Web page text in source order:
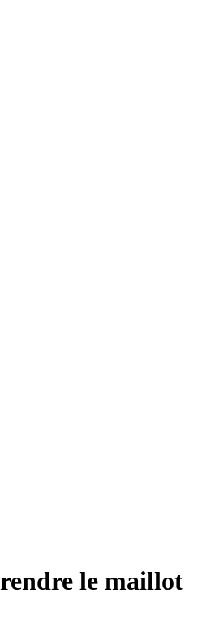
le maillot